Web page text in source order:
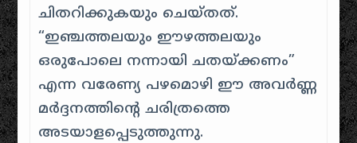
ചിതറിക്കുകയും ചെയ്തത്.
“ഇഞ്ചത്തലയും ഈഴത്തലയും
ഒരുപോലെ നന്നായി ചതയ്ക്കണം”
എന്ന വരേണ്യ പഴമൊഴി ഈ അവർണ്ണ
മർദ്ദനത്തിന്റെ ചരിത്രത്തെ
അടയാളപ്പെടുത്തുന്നു.